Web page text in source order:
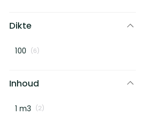
Dikte
100 (6)
Inhoud
1 m3 (2)